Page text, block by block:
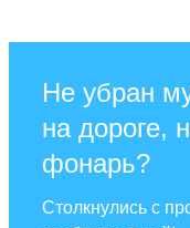
Не убран
на дороге,
фонарь?
Столкнулись с